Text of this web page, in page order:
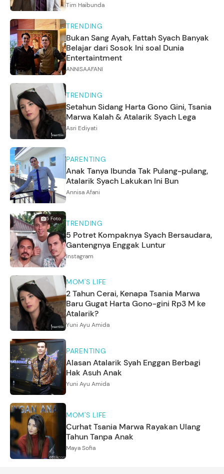
Tim Haibunda
TRENDING
Bukan Sang Ayah, Fattah Syach Banyak
Belajar dari Sosok Ini soal Dunia
Entertaintment
ANNISAAFANI
TRENDING
Setahun Sidang Harta Gono Gini, Tsania
Marwa Kalah & Atalarik Syach Lega
Asri Ediyati
PARENTING
Anak Tanya Ibunda Tak Pulang-pulang,
Atalarik Syach Lakukan Ini Bun
Annisa Afani
5 Foto TRENDING
5 Potret Kompaknya Syach Bersaudara,
Gantengnya Enggak Luntur
Instagram
MOM'S LIFE
2 Tahun Cerai, Kenapa Tsania Marwa
Baru Gugat Harta Gono-gini Rp3 M ke
Atalarik?
Yuni Ayu Amida
PARENTING
Alasan Atalarik Syah Enggan Berbagi
Hak Asuh Anak
Yuni Ayu Amida
MOM'S LIFE
Curhat Tsania Marwa Rayakan Ulang
Tahun Tanpa Anak
Maya Sofia